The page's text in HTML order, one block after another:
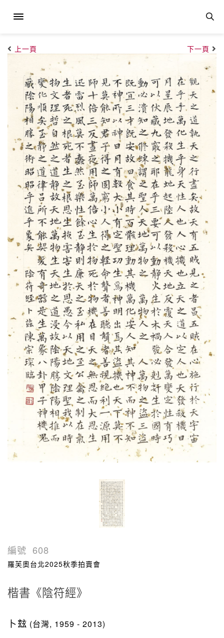
上一頁 下一頁
編號 608
羅芙奧台北2025秋季拍賣會
楷書《陰符經》
卜玆 (台灣, 1959 - 2013)